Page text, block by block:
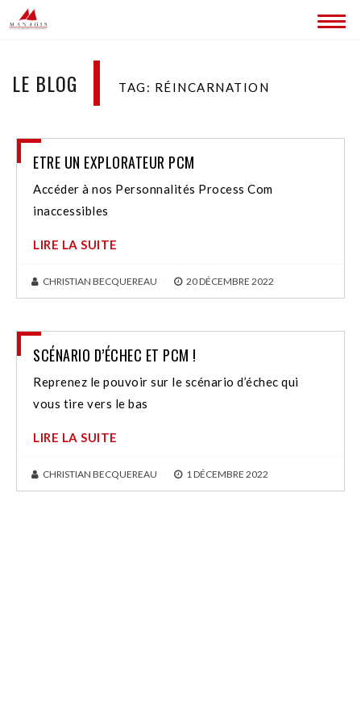
LES SITES MANAGIS
CONTACT
LE BLOG TAG: RÉINCARNATION
ETRE UN EXPLORATEUR PCM
Accéder à nos Personnalités Process Com
inaccessibles
LIRE LA SUITE
CHRISTIAN BECQUEREAU 20 DÉCEMBRE 2022
SCÉNARIO D’ÉCHEC ET PCM !
Reprenez le pouvoir sur le scénario d’échec qui
vous tire vers le bas
LIRE LA SUITE
CHRISTIAN BECQUEREAU 1 DÉCEMBRE 2022